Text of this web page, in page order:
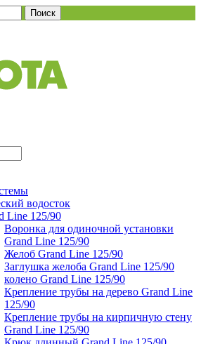
Поиск
водосток
Line 125/90
Воронка для одиночной установки
Grand Line 125/90
Желоб Grand Line 125/90
Заглушка желоба Grand Line 125/90
колено Grand Line 125/90
Крепление трубы на дерево Grand Line
125/90
Крепление трубы на кирпичную стену
Grand Line 125/90